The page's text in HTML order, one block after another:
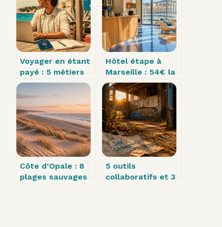
Voyager en étant
payé : 5 métiers
et missions pour
financer votre
mobilité
internationale
Hôtel étape à
Marseille : 54€ la
nuit et 3 quartiers
stratégiques pour
éviter les
bouchons
Côte d’Opale : 8
plages sauvages
5 outils
collaboratifs et 3